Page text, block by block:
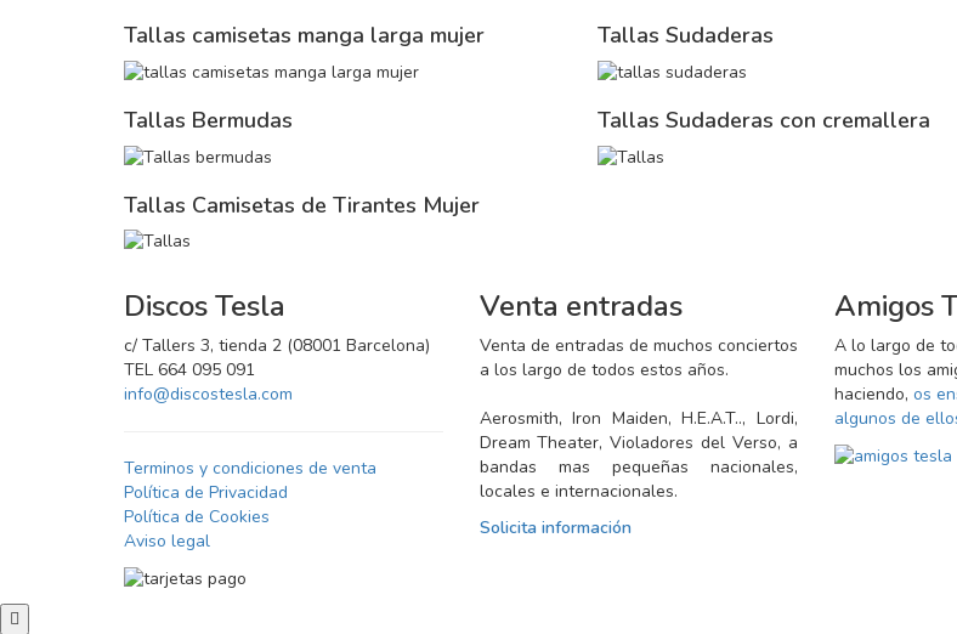
Tallas camisetas manga larga mujer Tallas Sudaderas
Tallas Bermudas Tallas Sudaderas con cremallera
Tallas Camisetas de Tirantes Mujer
Discos Tesla
c/ Tallers 3, tienda 2 (08001 Barcelona)
TEL 664 095 091
info@discostesla.com
Terminos y condiciones de venta
Política de Privacidad
Política de Cookies
Aviso legal
Venta entradas
Venta de entradas de muchos conciertos
a los largo de todos estos años.
Aerosmith, Iron Maiden, H.E.A.T.., Lordi,
Dream Theater, Violadores del Verso, a
bandas mas pequeñas nacionales,
locales e internacionales.
Solicita información
Amigos
A lo largo de
muchos los
haciendo, os
algunos de
Scroll